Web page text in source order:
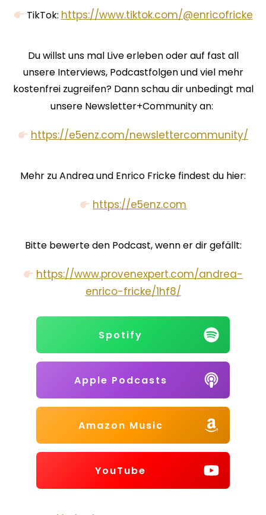
TikTok: ⁠⁠⁠⁠⁠⁠⁠⁠⁠⁠⁠⁠⁠⁠⁠⁠⁠⁠⁠⁠⁠⁠⁠⁠⁠https://www.tiktok.com/@enricofricke⁠⁠⁠⁠⁠⁠⁠⁠⁠⁠⁠⁠⁠⁠⁠⁠⁠⁠⁠⁠⁠⁠⁠⁠⁠
Du willst uns mal Live erleben oder auf fast all
unsere Interviews, Podcastfolgen und viel mehr
kostenfrei zugreifen? Dann schau dir unbedingt mal
unsere Newsletter+Community an:
⁠⁠⁠⁠⁠⁠⁠⁠⁠⁠https://e5enz.com/newslettercommunity/⁠⁠⁠⁠⁠⁠⁠⁠⁠⁠⁠⁠⁠⁠⁠⁠⁠⁠⁠⁠⁠⁠⁠⁠⁠⁠⁠⁠⁠⁠⁠⁠⁠⁠⁠⁠
Mehr zu Andrea und Enrico Fricke findest du hier:
⁠⁠⁠⁠⁠⁠⁠⁠⁠⁠https://⁠⁠⁠⁠⁠⁠⁠⁠e5enz.com⁠⁠⁠⁠⁠⁠⁠⁠⁠⁠⁠⁠⁠⁠⁠⁠⁠⁠⁠⁠⁠⁠⁠⁠⁠⁠⁠⁠⁠⁠⁠⁠⁠⁠⁠⁠⁠⁠⁠⁠⁠⁠⁠⁠⁠⁠⁠⁠⁠⁠⁠⁠⁠⁠⁠⁠⁠⁠⁠⁠⁠⁠⁠⁠⁠
Bitte bewerte den Podcast, wenn er dir gefällt:
⁠⁠⁠⁠⁠⁠⁠⁠⁠⁠⁠⁠⁠⁠⁠⁠⁠⁠⁠⁠⁠⁠⁠⁠⁠⁠⁠⁠⁠⁠⁠⁠⁠⁠⁠⁠⁠⁠⁠⁠⁠⁠⁠⁠⁠⁠⁠⁠⁠⁠⁠https://www.provenexpert.com/andrea-
enrico-fricke/1hf8/⁠⁠⁠⁠
Spotify
Apple Podcasts
Amazon Music
YouTube